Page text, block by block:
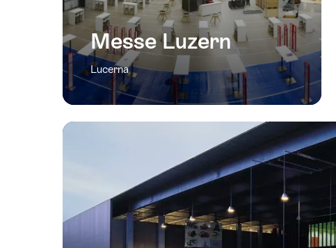
Messe Luzern
Lucerna